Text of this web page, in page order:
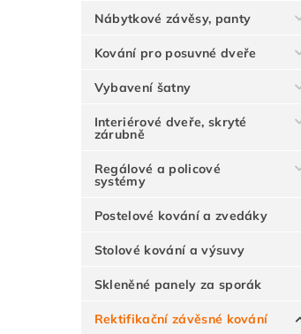
Nábytkové závěsy, panty
Kování pro posuvné dveře
Vybavení šatny
Interiérové dveře, skryté
zárubně
Regálové a policové
systémy
Postelové kování a zvedáky
Stolové kování a výsuvy
Skleněné panely za sporák
Rektifikační závěsné kování